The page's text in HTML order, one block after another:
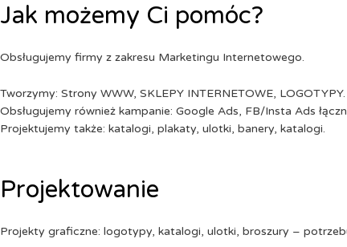
Jak możemy Ci pomóc?
Obsługujemy firmy z zakresu Marketingu Internetowego.
Tworzymy: Strony WWW, SKLEPY INTERNETOWE, LOGOTYPY.
Obsługujemy również kampanie: Google Ads, FB/Insta Ads
Projektujemy także: katalogi, plakaty, ulotki, banery, katalogi.
Projektowanie
Projekty graficzne: logotypy, katalogi, ulotki, broszury –